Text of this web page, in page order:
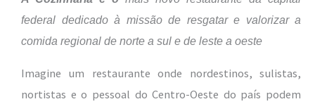
federal dedicado à missão de resgatar e valorizar a
comida regional de norte a sul e de leste a oeste
Imagine um restaurante onde nordestinos, sulistas,
nortistas e o pessoal do Centro-Oeste do país podem